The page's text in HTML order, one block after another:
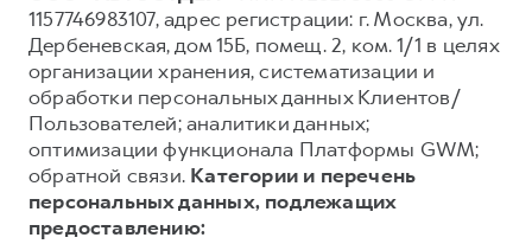
1157746983107, адрес регистрации: г. Москва, ул.
Дербеневская, дом 15Б, помещ. 2, ком. 1/1 в целях
организации хранения, систематизации и
обработки персональных данных Клиентов/
Пользователей; аналитики данных;
оптимизации функционала Платформы GWM;
обратной связи. Категории и перечень
персональных данных, подлежащих
предоставлению: